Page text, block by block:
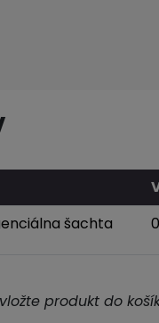
šachta
produkt do